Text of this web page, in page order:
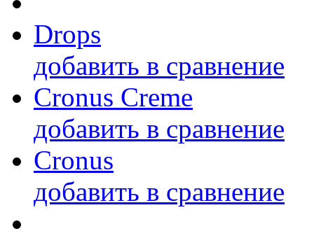
Drops
добавить в сравнение
Cronus Creme
добавить в сравнение
Cronus
добавить в сравнение